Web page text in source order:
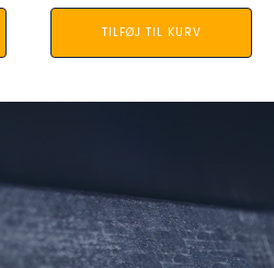
TILFØJ TIL KURV